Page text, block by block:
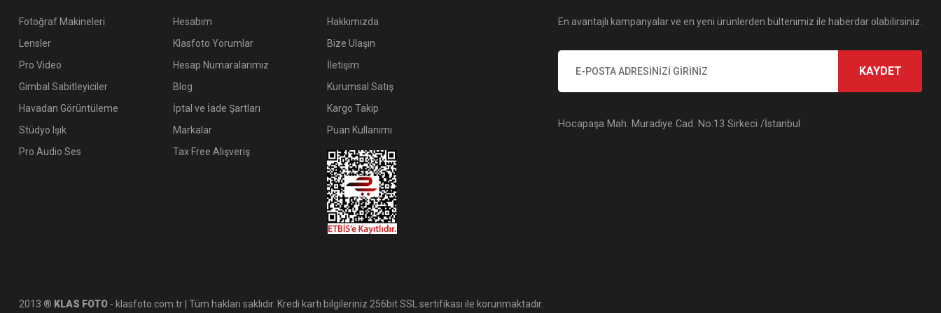
Fotoğraf Makineleri
Lensler
Pro Video
Gimbal Sabitleyiciler
Havadan Görüntüleme
Stüdyo Işık
Pro Audio Ses
Hesabım
Klasfoto Yorumlar
Hesap Numaralarımız
Blog
İptal ve İade Şartları
Markalar
Tax Free Alışveriş
Hakkımızda
Bize Ulaşın
İletişim
Kurumsal Satış
Kargo Takip
Puan Kullanımı
En avantajlı kampanyalar ve en yeni ürünlerden bültenimiz ile haberdar olabilirsiniz.
KAYDET
Hocapaşa Mah. Muradiye Cad. No:13 Sirkeci /İstanbul
2013 ® KLAS FOTO - klasfoto.com.tr | Tüm hakları saklıdır. Kredi kartı bilgileriniz 256bit SSL sertifikası ile korunmaktadır.